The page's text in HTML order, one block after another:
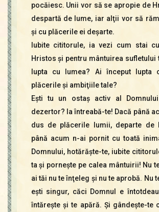
pocăiesc. Unii vor să se apropie de
despartă de lume, iar alţii vor să
şi cu plăcerile ei deşarte.
Iubite cititorule, ia vezi cum stai
Hristos şi pentru mântuirea sufletului
lupta cu lumea? Ai început lupta
plăcerile şi ambiţiile tale?
Eşti tu un ostaş activ al
dezertor? Ia întreabă-te! Dacă până
dus de plăcerile lumii, departe de
până acum n-ai pornit cu toată
Domnului, hotărăşte-te, iubite
ta şi porneşte pe calea mântuirii! Nu
ai tăi nu te înţeleg şi nu te aprobă. Nu
eşti singur, căci Domnul e
întăreşte şi te apără. Şi gândeşte-te